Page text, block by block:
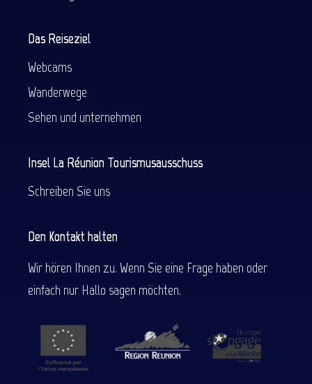
Das Reiseziel
Webcams
Wanderwege
Sehen und unternehmen
Insel La Réunion Tourismusausschuss
Schreiben Sie uns
Den Kontakt halten
Wir hören Ihnen zu. Wenn Sie eine Frage haben oder
einfach nur Hallo sagen möchten.